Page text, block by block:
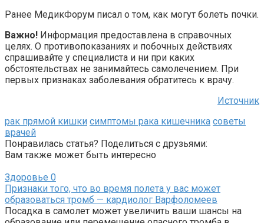
Ранее МедикФорум писал о том, как могут болеть почки.
Важно! Информация предоставлена в справочных
целях. О противопоказаниях и побочных действиях
спрашивайте у специалиста и ни при каких
обстоятельствах не занимайтесь самолечением. При
первых признаках заболевания обратитесь к врачу.
Источник
рак прямой кишки симптомы рака кишечника советы
врачей
Понравилась статья? Поделиться с друзьями:
Вам также может быть интересно
Здоровье 0
Признаки того, что во время полета у вас может
образоваться тромб — кардиолог Варфоломеев
Посадка в самолет может увеличить ваши шансы на